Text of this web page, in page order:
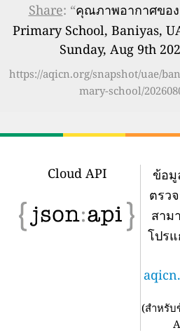
Share: “คุณภาพอากาศของ
Primary School, Baniyas,
Sunday, Aug 9th
https://aqicn.org/snapshot/uae/
mary-school/
Cloud API
ข้อมู
ตรว
สาม
โปร
(สำหรับ